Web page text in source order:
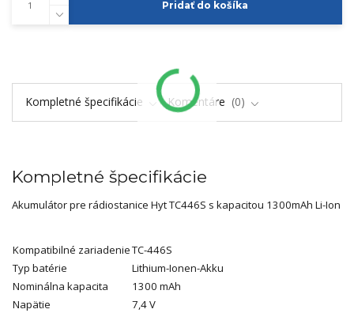
Pridať do košíka
Kompletné špecifikácie Komentáre 0
Kompletné špecifikácie
Akumulátor pre rádiostanice Hyt TC446S s kapacitou 1300mAh Li-Ion
Kompatibilné zariadenieTC-446S
Typ batérie
Lithium-Ionen-Akku
Nominálna kapacita
1300 mAh
Napätie
7,4 V